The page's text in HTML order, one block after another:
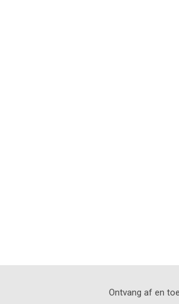
Ontvang af en